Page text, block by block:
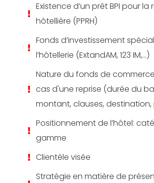
Existence d’un prêt BPI pour
hôtellière (PPRH)
Fonds d’investissement
l’hôtellerie (ExtandAM, 123 IM,…)
Nature du fonds de
cas d'une reprise (durée du
montant, clauses, destination,
Positionnement de l’hôtel:
gamme
Clientèle visée
Stratégie en matière de